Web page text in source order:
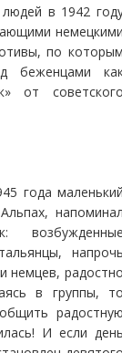
в 1942
по
беженцами
от
года
немцев,
в группы,
И если